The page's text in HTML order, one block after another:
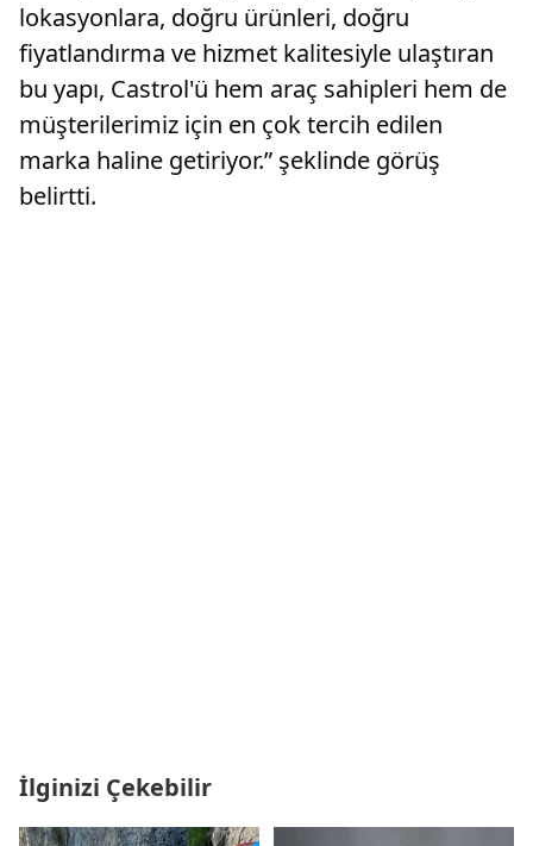
lokasyonlara, doğru ürünleri, doğru
fiyatlandırma ve hizmet kalitesiyle ulaştıran
bu yapı, Castrol'ü hem araç sahipleri hem de
müşterilerimiz için en çok tercih edilen
marka haline getiriyor.” şeklinde görüş
belirtti.
İlginizi Çekebilir